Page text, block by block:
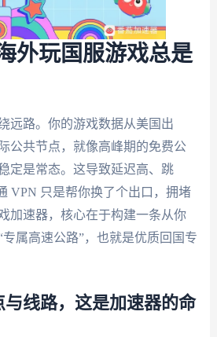
外玩国服游戏总是
远路。你的游戏数据从美国出
公共节点，就像高峰期的免费公
定是常态。这导致延迟高、跳
VPN 只是帮你换了个出口，拥堵
加速器，核心在于构建一条从你
属高速公路”，也就是优质回国专
线路，这是加速器的命